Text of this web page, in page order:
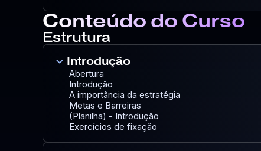
Conteúdo do Curso
Estrutura
keyboard_arrow_down Introdução
Abertura
Introdução
A importância da estratégia
Metas e Barreiras
(Planilha) - Introdução
Exercícios de fixação